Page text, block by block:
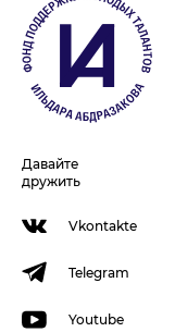
Давайте
дружить
Vkontakte
Telegram
Youtube